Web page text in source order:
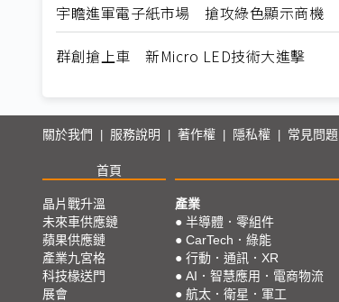
宇瞻進軍電子紙市場 搶攻綠色顯示商機
群創搶上車 新Micro LED技術大進擊
關於我們 | 服務說明 | 著作權 | 隱私權 | 常見問題
首頁
晶片戰升溫
未來車供應鏈
蘋果供應鏈
產業九宮格
科技椽送門
展會
產業
● 半導體．零組件
● CarTech．綠能
● 行動．通訊．XR
● AI．智慧應用．電商物流
● 航太．衛星．軍工